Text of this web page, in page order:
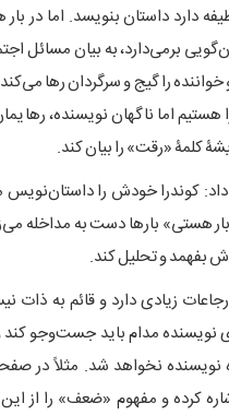
دارد داستان بنویسد. اما در
برمی‌دارد، به بیان مسائل
را گیج و سرگردان رها
هستیم اما ناگهان نویسنده،
کلمۀ «رقت» را بیان کند.
داد: کوندرا خودش را
هستی» بارها دست به مداخله
بفهمد و تحلیل کند.
زیادی دارد و قائم به ذات
نویسنده مدام باید جست‌وجو کند و
کرده و مفهوم «ضعف» را از این